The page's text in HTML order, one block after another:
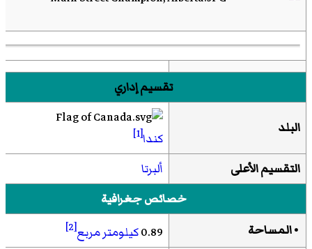
تقسيم إداري
البلد
كندا[1]
التقسيم الأعلى
ألبرتا
خصائص جغرافية
• المساحة
0.89كيلومتر مربع[2]